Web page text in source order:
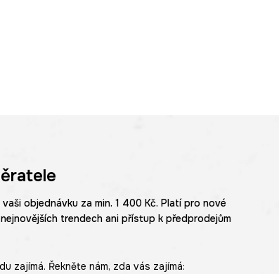
objednávku za min. 1 400 Kč. Platí pro nové
trendech ani přístup k předprodejům
zajímá. Řekněte nám, zda vás zajímá: